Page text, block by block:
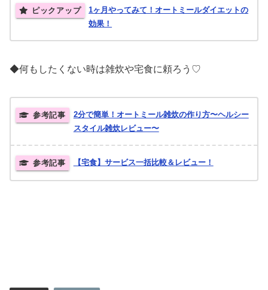
1ヶ月やってみて！オートミールダイエットの
効果！
◆何もしたくない時は雑炊や宅食に頼ろう♡
2分で簡単！オートミール雑炊の作り方〜ヘルシー
スタイル雑炊レビュー〜
【宅食】サービス一括比較＆レビュー！